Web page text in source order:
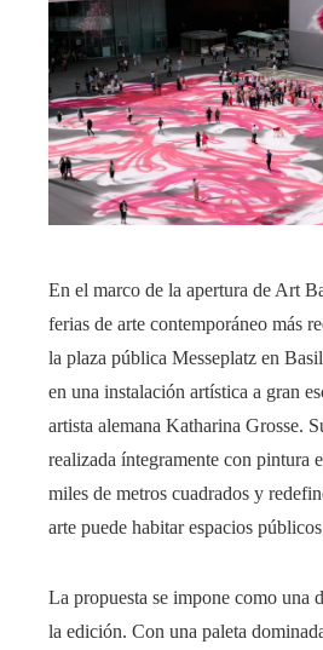
En el marco de la apertura de Art
ferias de arte contemporáneo más
la plaza pública Messeplatz en
en una instalación artística a gran
artista alemana Katharina Grosse.
realizada íntegramente con pintura
miles de metros cuadrados y
arte puede habitar espacios
La propuesta se impone como una
la edición. Con una paleta